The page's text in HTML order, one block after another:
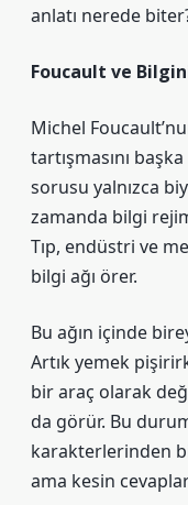
anlatı nerede
Foucault ve
Michel
tartışmasını başka
sorusu yalnızca
zamanda bilgi
Tıp, endüstri ve
bilgi ağı örer.
Bu ağın içinde
Artık yemek
bir araç olarak
da görür. Bu
karakterlerinden
ama kesin